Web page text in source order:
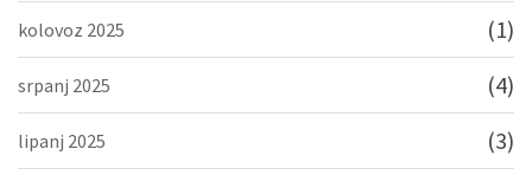
kolovoz 2025 (1)
srpanj 2025 (4)
lipanj 2025 (3)